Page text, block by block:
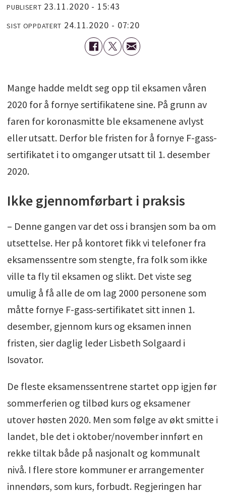
PUBLISERT 23.11.2020 - 15:43
SIST OPPDATERT 24.11.2020 - 07:20
Mange hadde meldt seg opp til eksamen våren
2020 for å fornye sertifikatene sine. På grunn av
faren for koronasmitte ble eksamenene avlyst
eller utsatt. Derfor ble fristen for å fornye F-gass-
sertifikatet i to omganger utsatt til 1. desember
2020.
Ikke gjennomførbart i praksis
– Denne gangen var det oss i bransjen som ba om
utsettelse. Her på kontoret fikk vi telefoner fra
eksamenssentre som stengte, fra folk som ikke
ville ta fly til eksamen og slikt. Det viste seg
umulig å få alle de om lag 2000 personene som
måtte fornye F-gass-sertifikatet sitt innen 1.
desember, gjennom kurs og eksamen innen
fristen, sier daglig leder Lisbeth Solgaard i
Isovator.
De fleste eksamenssentrene startet opp igjen før
sommerferien og tilbød kurs og eksamener
utover høsten 2020. Men som følge av økt smitte i
landet, ble det i oktober/november innført en
rekke tiltak både på nasjonalt og kommunalt
nivå. I flere store kommuner er arrangementer
innendørs, som kurs, forbudt. Regjeringen har